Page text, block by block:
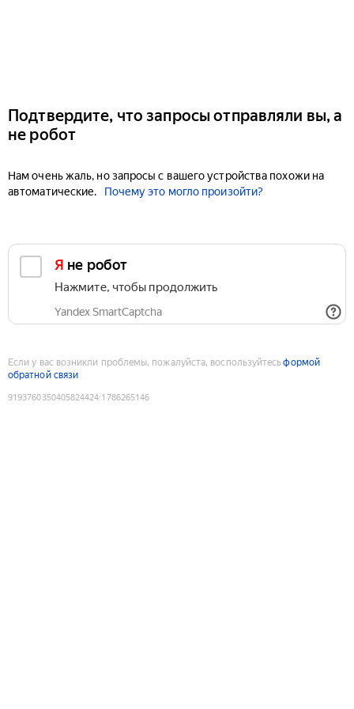
Подтвердите, что запросы отправляли вы, а
не робот
Нам очень жаль, но запросы с вашего устройства похожи на
автоматические.
Почему это могло произойти?
Я не робот
Нажмите, чтобы продолжить
Yandex SmartCaptcha
Если у вас возникли проблемы, пожалуйста, воспользуйтесьформой
обратной связи
9193760350405824424:1786265146